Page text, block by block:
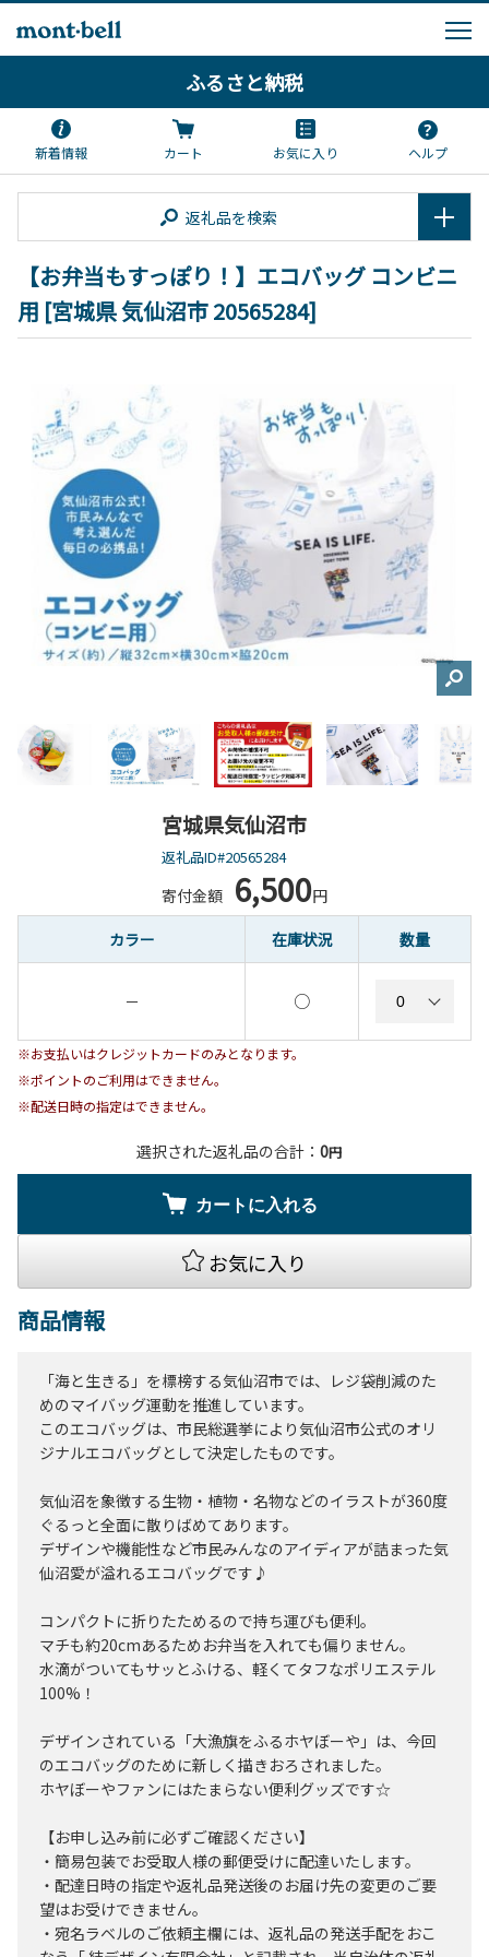
ふるさと納税
新着情報 カート お気に入り ヘルプ
返礼品を検索
【お弁当もすっぽり！】エコバッグ コンビニ
用 [宮城県 気仙沼市 20565284]
宮城県気仙沼市
返礼品ID#20565284
寄付金額 6,500円
カラー
在庫状況 数量
－ ○
※お支払いはクレジットカードのみとなります。
※ポイントのご利用はできません。
※配送日時の指定はできません。
選択された返礼品の合計： 0円
カートに入れる
お気に入り
商品情報
「海と生きる」を標榜する気仙沼市では、レジ袋削減のた
めのマイバッグ運動を推進しています。
このエコバッグは、市民総選挙により気仙沼市公式のオリ
ジナルエコバッグとして決定したものです。
気仙沼を象徴する生物・植物・名物などのイラストが360度
ぐるっと全面に散りばめてあります。
デザインや機能性など市民みんなのアイディアが詰まった気
仙沼愛が溢れるエコバッグです♪
コンパクトに折りたためるので持ち運びも便利。
マチも約20cmあるためお弁当を入れても偏りません。
水滴がついてもサッとふける、軽くてタフなポリエステル
100%！
デザインされている「大漁旗をふるホヤぼーや」は、今回
のエコバッグのために新しく描きおろされました。
ホヤぼーやファンにはたまらない便利グッズです☆
【お申し込み前に必ずご確認ください】
・簡易包装でお受取人様の郵便受けに配達いたします。
・配達日時の指定や返礼品発送後のお届け先の変更のご要
望はお受けできません。
・宛名ラベルのご依頼主欄には、返礼品の発送手配をおこ